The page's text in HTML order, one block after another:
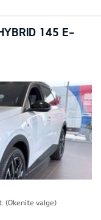
145 E-
(Okenite valge)